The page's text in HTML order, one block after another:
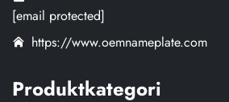
[email protected]
https://www.oemnameplate.com
Produktkategori